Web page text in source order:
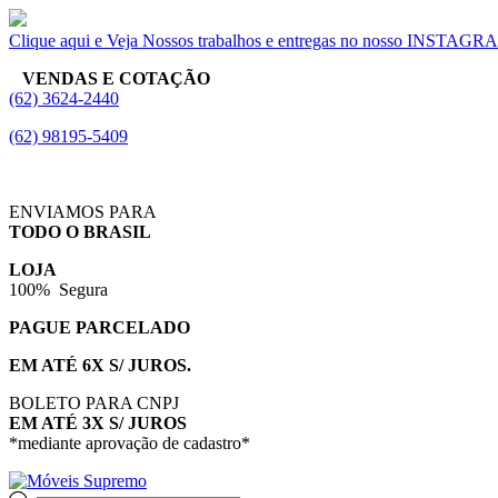
Clique aqui e Veja Nossos trabalhos e entregas no nosso
VENDAS E COTAÇÃO
(62) 3624-2440
(62) 98195-5409
ENVIAMOS PARA
TODO O BRASIL
LOJA
100% Segura
PAGUE PARCELADO
EM ATÉ 6X S/ JUROS.
BOLETO PARA CNPJ
EM ATÉ 3X S/ JUROS
*mediante aprovação de cadastro*